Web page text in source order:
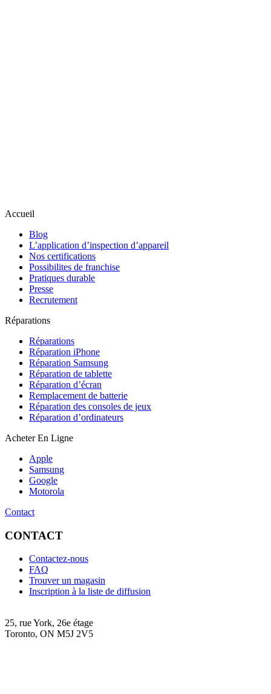
Accueil
Blog
L’application d’inspection d’appareil
Nos certifications
Possibilites de franchise
Pratiques durable
Presse
Recrutement
Réparations
Réparations
Réparation iPhone
Réparation Samsung
Réparation de tablette
Réparation d’écran
Remplacement de batterie
Réparation des consoles de jeux
Réparation d’ordinateurs
Acheter En Ligne
Apple
Samsung
Google
Motorola
Contact
CONTACT
Contactez-nous
FAQ
Trouver un magasin
Inscription à la liste de diffusion
25, rue York, 26e étage
Toronto, ON M5J 2V5